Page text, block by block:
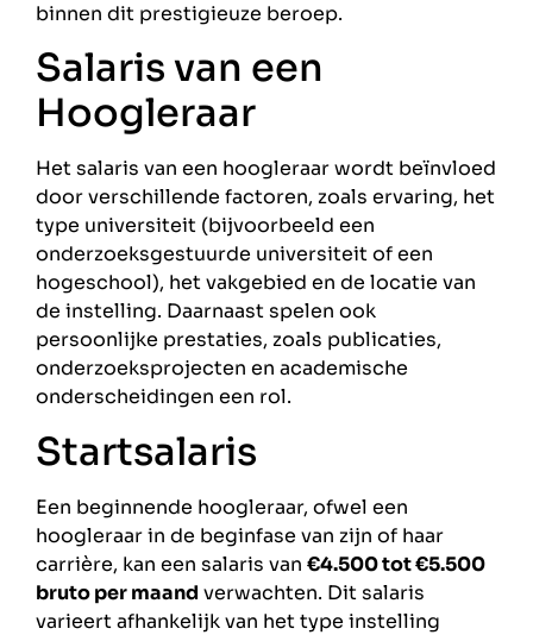
binnen dit prestigieuze beroep.
Salaris van een
Hoogleraar
Het salaris van een hoogleraar wordt beïnvloed
door verschillende factoren, zoals ervaring, het
type universiteit (bijvoorbeeld een
onderzoeksgestuurde universiteit of een
hogeschool), het vakgebied en de locatie van
de instelling. Daarnaast spelen ook
persoonlijke prestaties, zoals publicaties,
onderzoeksprojecten en academische
onderscheidingen een rol.
Startsalaris
Een beginnende hoogleraar, ofwel een
hoogleraar in de beginfase van zijn of haar
carrière, kan een salaris van €4.500 tot €5.500
bruto per maandverwachten. Dit salaris
varieert afhankelijk van het type instelling